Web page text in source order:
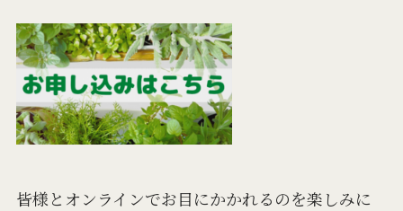
皆様とオンラインでお目にかかれるのを楽しみに